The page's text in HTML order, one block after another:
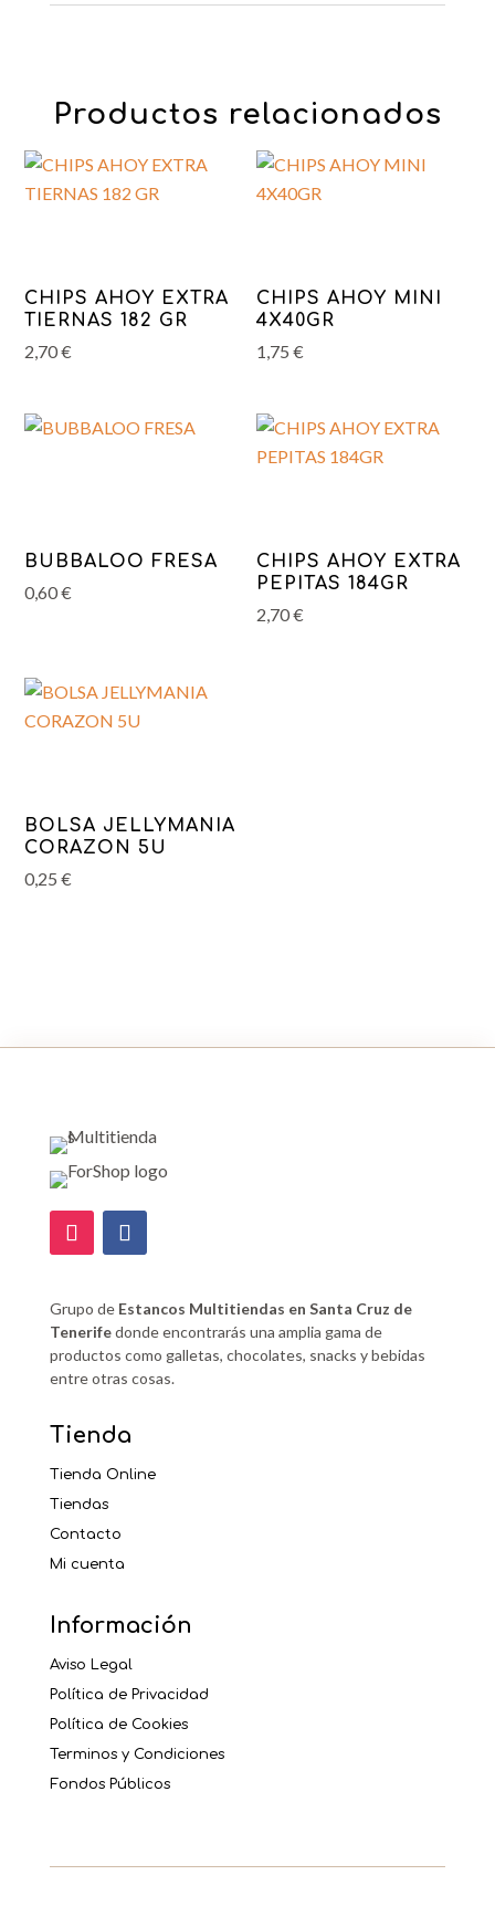
Productos relacionados
CHIPS AHOY EXTRA
TIERNAS 182 GR
2,70€
CHIPS AHOY MINI
4X40GR
1,75€
BUBBALOO FRESA
0,60€
CHIPS AHOY EXTRA
PEPITAS 184GR
2,70€
BOLSA JELLYMANIA
CORAZON 5U
0,25€
Grupo de Estancos Multitiendas en Santa Cruz de
Tenerifedonde encontrarás una amplia gama de
productos como galletas, chocolates, snacks y bebidas
entre otras cosas.
Tienda
Tienda Online
Tiendas
Contacto
Mi cuenta
Información
Aviso Legal
Política de Privacidad
Política de Cookies
Terminos y Condiciones
Fondos Públicos